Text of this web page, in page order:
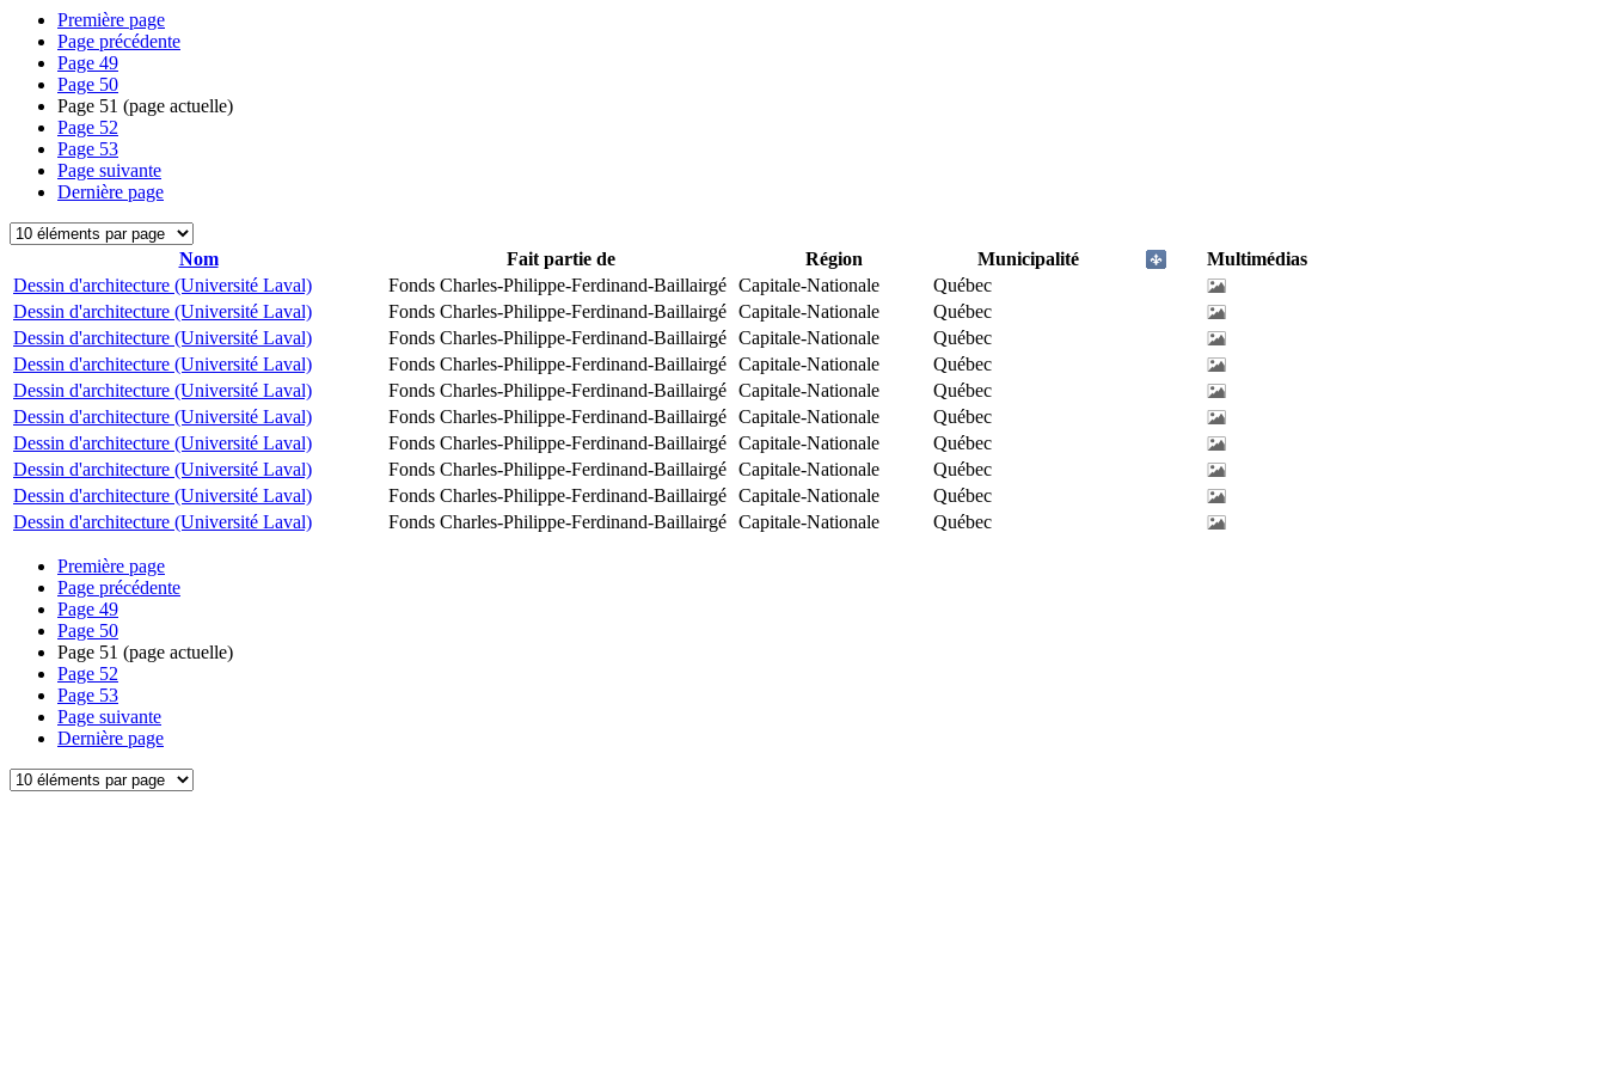
Première page
Page précédente
Page 49
Page 50
Page 51 (page actuelle)
Page 52
Page 53
Page suivante
Dernière page
Nom Fait partie de Région Municipalité
Multimédias
Dessin d'architecture (Université Laval)
Fonds Charles-Philippe-Ferdinand-Baillairgé Capitale-Nationale
Québec
Dessin d'architecture (Université Laval)
Fonds Charles-Philippe-Ferdinand-Baillairgé Capitale-Nationale
Québec
Dessin d'architecture (Université Laval)
Fonds Charles-Philippe-Ferdinand-Baillairgé Capitale-Nationale
Québec
Dessin d'architecture (Université Laval)
Fonds Charles-Philippe-Ferdinand-Baillairgé Capitale-Nationale
Québec
Dessin d'architecture (Université Laval)
Fonds Charles-Philippe-Ferdinand-Baillairgé Capitale-Nationale
Québec
Dessin d'architecture (Université Laval)
Fonds Charles-Philippe-Ferdinand-Baillairgé Capitale-Nationale
Québec
Dessin d'architecture (Université Laval)
Fonds Charles-Philippe-Ferdinand-Baillairgé Capitale-Nationale
Québec
Dessin d'architecture (Université Laval)
Fonds Charles-Philippe-Ferdinand-Baillairgé Capitale-Nationale
Québec
Dessin d'architecture (Université Laval)
Fonds Charles-Philippe-Ferdinand-Baillairgé Capitale-Nationale
Québec
Dessin d'architecture (Université Laval)
Fonds Charles-Philippe-Ferdinand-Baillairgé Capitale-Nationale Québec
Première page
Page précédente
Page 49
Page 50
Page 51 (page actuelle)
Page 52
Page 53
Page suivante
Dernière page